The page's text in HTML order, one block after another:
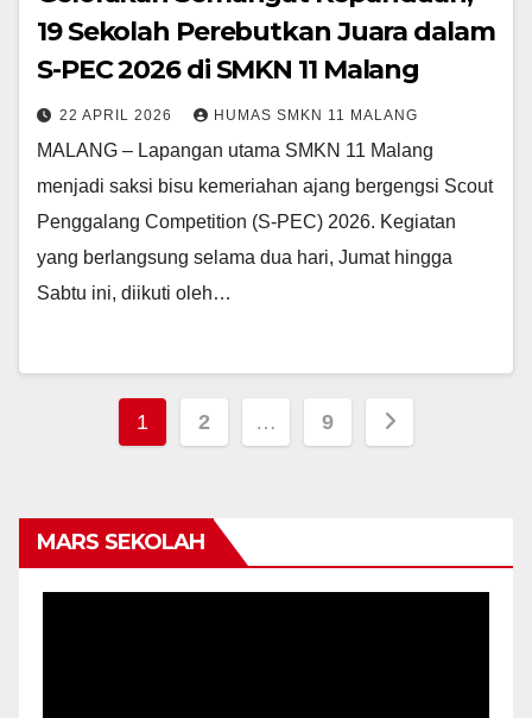
19 Sekolah Perebutkan Juara dalam
S-PEC 2026 di SMKN 11 Malang
22 APRIL 2026 HUMAS SMKN 11 MALANG
MALANG – Lapangan utama SMKN 11 Malang
menjadi saksi bisu kemeriahan ajang bergengsi Scout
Penggalang Competition (S-PEC) 2026. Kegiatan
yang berlangsung selama dua hari, Jumat hingga
Sabtu ini, diikuti oleh…
Posts
1 2 … 9
MARS SEKOLAH